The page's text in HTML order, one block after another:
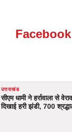
Facebook
उत्तराखंड
सीएम धामी ने हर्रावाला से
दिखाई हरी झंडी, 700